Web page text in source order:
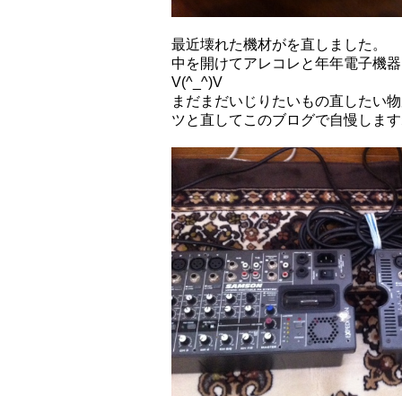
最近壊れた機材がを直しました。
中を開けてアレコレと年年電子機
V(^_^)V
まだまだいじりたいもの直したい
ツと直してこのブログで自慢しま